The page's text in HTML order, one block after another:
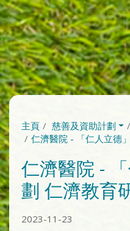
主頁 慈善及資助計劃
仁濟醫院 - 「仁人立德
仁濟醫院 -
劃 仁濟教育
2023-11-23